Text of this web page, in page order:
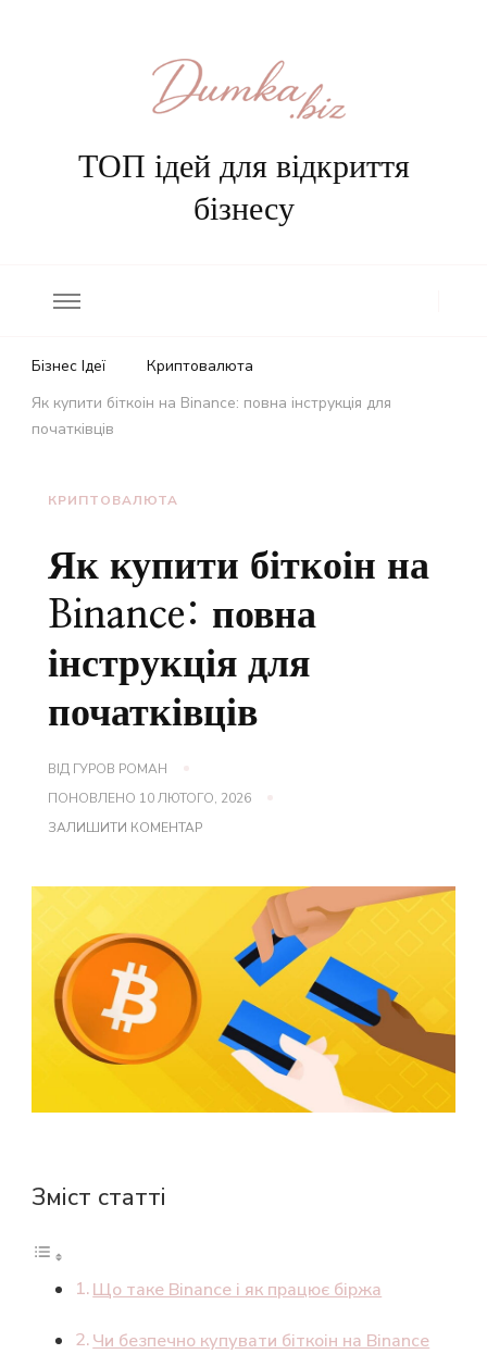
ТОП ідей для відкриття
бізнесу
Бізнес Ідеї
Криптовалюта
Як купити біткоін на Binance: повна інструкція для
початківців
КРИПТОВАЛЮТА
Як купити біткоін на
Binance: повна
інструкція для
початківців
ВІД ГУРОВ РОМАН
ПОНОВЛЕНО 10 ЛЮТОГО, 2026
ЗАЛИШИТИ КОМЕНТАРДО
BINANCE:
ІНСТРУКЦІЯ
ПОЧАТКІВЦІВ
Зміст статті
Що таке Binance і як працює біржа
Чи безпечно купувати біткоін на Binance